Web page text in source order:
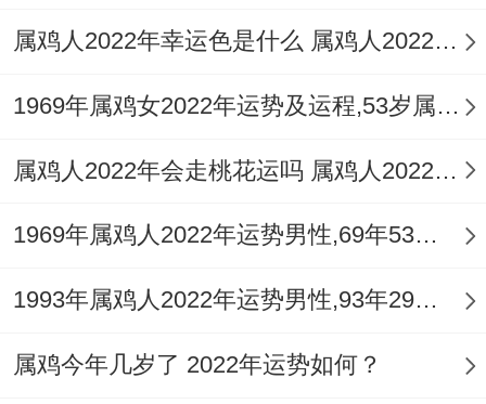
属鸡人2022年幸运色是什么 属鸡人2022年穿什么颜色好
1969年属鸡女2022年运势及运程,53岁属鸡人2022全年每月运势女性如何
属鸡人2022年会走桃花运吗 属鸡人2022年桃花运势如何
1969年属鸡人2022年运势男性,69年53岁属鸡男2022年每月运程怎么样
1993年属鸡人2022年运势男性,93年29岁属鸡男2022年每月运程怎么样
属鸡今年几岁了 2022年运势如何？